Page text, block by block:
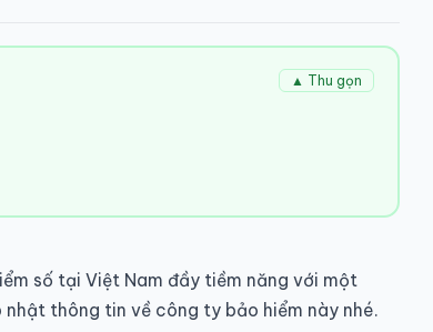
▲ Thu gọn
số tại Việt Nam đầy tiềm năng với một
thông tin về công ty bảo hiểm này nhé.